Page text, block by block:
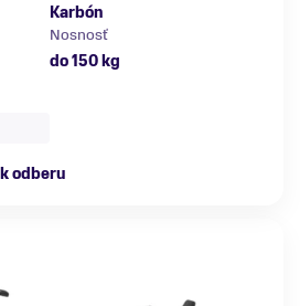
Karbón
Nosnosť
do 150 kg
odberu